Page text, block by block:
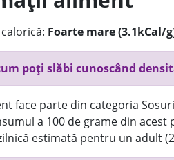
Foarte mare (3.1kCal/
poți slăbi cunoscând
face parte din categoria
a 100 de grame din
estimată pentru un adult